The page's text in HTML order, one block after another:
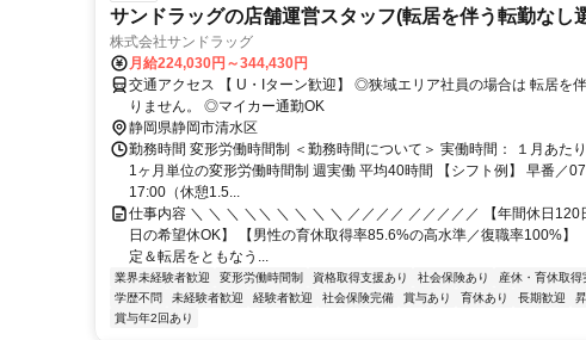
サンドラッグの店舗運営スタッフ(転居を伴う転勤なし
株式会社サンドラッグ
月給224,030円～344,430円
交通アクセス 【 U・Iターン歓迎】 ◎狭域エリア社員の場合は 転居を伴う転勤はあ
りません。 ◎マイカー通勤OK
静岡県静岡市清水区
勤務時間 変形労働時間制 ＜勤務時間について＞ 実働時間： １月あた
1ヶ月単位の変形労働時間制 週実働 平均40時間 【シフト例】 早番／
17:00（休憩1.5...
仕事内容 ＼ ＼ ＼ ＼＼ ＼ ＼ ＼ ＼ ／／／／ ／／／／／ 【年間休日120
日の希望休OK】 【男性の育休取得率85.6%の高水準／復職率100%】
定＆転居をともなう...
業界未経験者歓迎 変形労働時間制 資格取得支援あり 社会保険あり
産休・育休取得
学歴不問
未経験者歓迎 経験者歓迎 社会保険完備 賞与あり 育休あり 長期歓迎
賞与年2回あり